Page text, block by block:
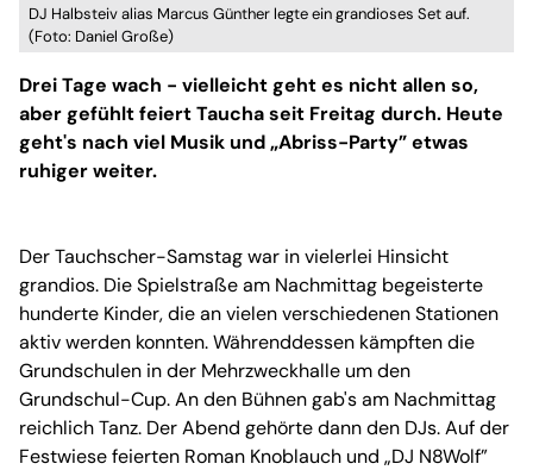
DJ Halbsteiv alias Marcus Günther legte ein grandioses Set auf.
(Foto: Daniel Große)
Drei Tage wach - vielleicht geht es nicht allen so,
aber gefühlt feiert Taucha seit Freitag durch. Heute
geht's nach viel Musik und „Abriss-Party” etwas
ruhiger weiter.
Der Tauchscher-Samstag war in vielerlei Hinsicht
grandios. Die Spielstraße am Nachmittag begeisterte
hunderte Kinder, die an vielen verschiedenen Stationen
aktiv werden konnten. Währenddessen kämpften die
Grundschulen in der Mehrzweckhalle um den
Grundschul-Cup. An den Bühnen gab's am Nachmittag
reichlich Tanz. Der Abend gehörte dann den DJs. Auf der
Festwiese feierten Roman Knoblauch und „DJ N8Wolf”